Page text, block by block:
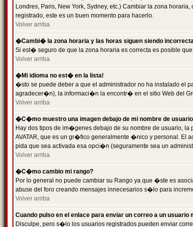
Londres, Paris, New York, Sydney, etc.) Cambiar la zona
registrado, este es un buen momento para hacerlo.
Volver arriba
�Cambi� la zona horaria y las horas siguen siendo
Si est� seguro de que la zona horaria es correcta es posible
Volver arriba
�Mi idioma no est� en la lista!
�sto se puede deber a que el administrador no ha instalado el
agradecer�n), la informaci�n la encontr� en el sitio Web del
Volver arriba
�C�mo muestro una imagen debajo de mi nombre de
Hay dos tipos de im�genes debajo de su nombre de usuario,
AVATAR, que es un gr�fico generalmente �nico y personal. El
pida que sea activada esa opci�n (seguramente sea un
Volver arriba
�C�mo cambio mi rango?
Por lo general no puede cambiar su Rango ya que �ste es
abuse del foro creando mensajes innecesarios s�lo para
Volver arriba
Cuando pulso en el enlace para enviar un correo a un
Disculpe, pero s�lo los usuarios registrados pueden enviar